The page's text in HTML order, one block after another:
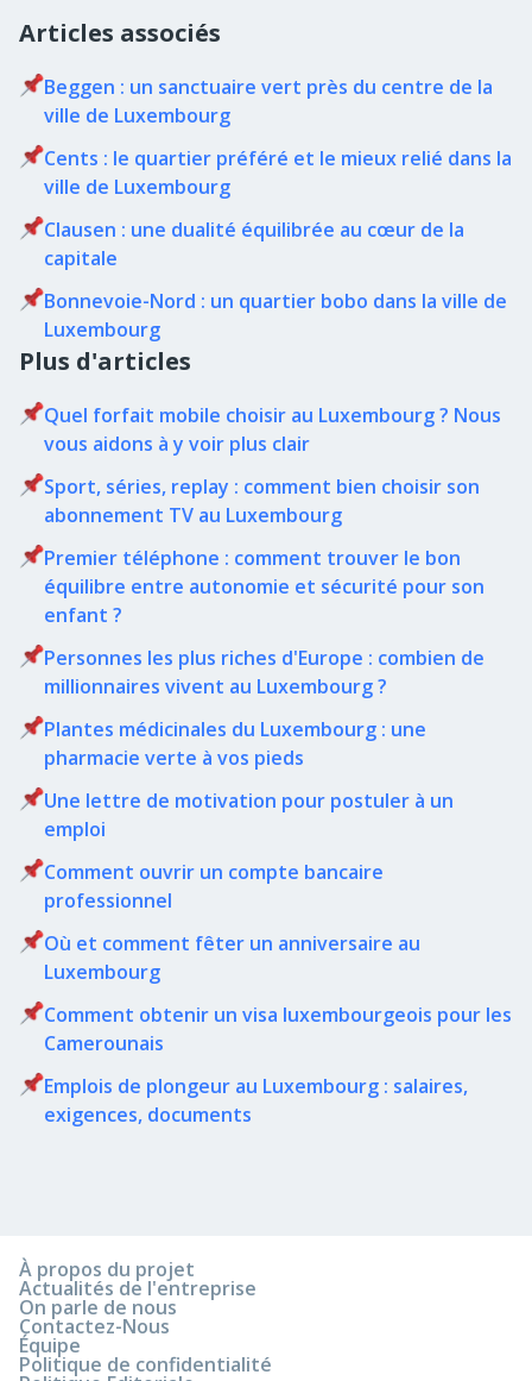
Articles associés
Beggen : un sanctuaire vert près du centre de la
ville de Luxembourg
Cents : le quartier préféré et le mieux relié dans la
ville de Luxembourg
Clausen : une dualité équilibrée au cœur de la
capitale
Bonnevoie-Nord : un quartier bobo dans la ville de
Luxembourg
Plus d'articles
Quel forfait mobile choisir au Luxembourg ? Nous
vous aidons à y voir plus clair
Sport, séries, replay : comment bien choisir son
abonnement TV au Luxembourg
Premier téléphone : comment trouver le bon
équilibre entre autonomie et sécurité pour son
enfant ?
Personnes les plus riches d'Europe : combien de
millionnaires vivent au Luxembourg ?
Plantes médicinales du Luxembourg : une
pharmacie verte à vos pieds
Une lettre de motivation pour postuler à un
emploi
Comment ouvrir un compte bancaire
professionnel
Où et comment fêter un anniversaire au
Luxembourg
Comment obtenir un visa luxembourgeois pour les
Camerounais
Emplois de plongeur au Luxembourg : salaires,
exigences, documents
À propos du projet
Actualités de l'entreprise
On parle de nous
Contactez-Nous
Équipe
Politique de confidentialité